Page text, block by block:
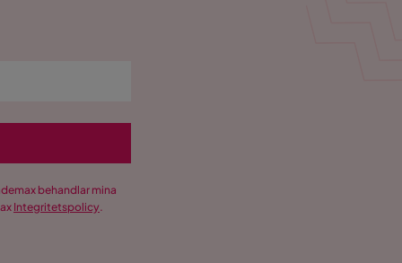
behandlar mina
Integritetspolicy.